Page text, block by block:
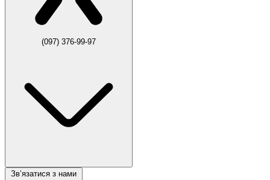
(097) 376-99-97
Звʼязатися з нами